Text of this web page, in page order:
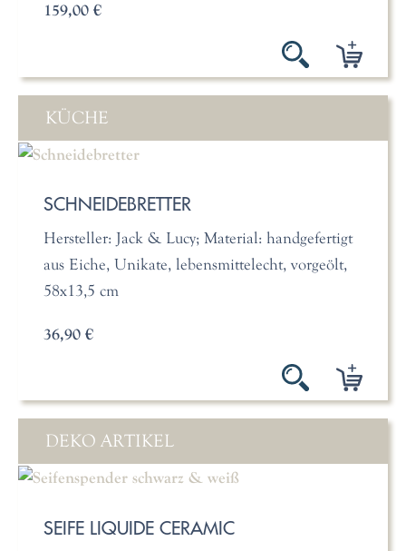
159,00 €
KÜCHE
SCHNEIDEBRETTER
Hersteller: Jack & Lucy; Material: handgefertigt
aus Eiche, Unikate, lebensmittelecht, vorgeölt,
58x13,5 cm
36,90 €
DEKO ARTIKEL
SEIFE LIQUIDE CERAMIC